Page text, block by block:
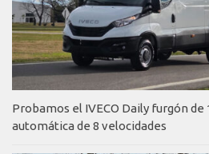
Probamos el IVECO Daily furgón de
automática de 8 velocidades